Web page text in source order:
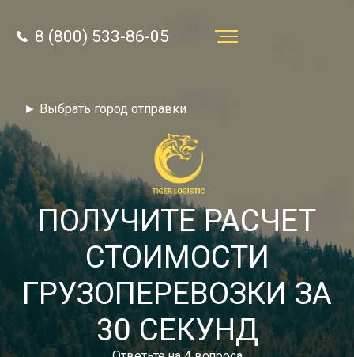
8 (800) 533-86-05
Звонок по России бесплатный
Тарифы
Отзывы
Статьи
Новости
► Выбрать город отправки
8 (800) 533-86-05
ПОЛУЧИТЕ РАСЧЕТ
СТОИМОСТИ
ГРУЗОПЕРЕВОЗКИ ЗА
30 СЕКУНД